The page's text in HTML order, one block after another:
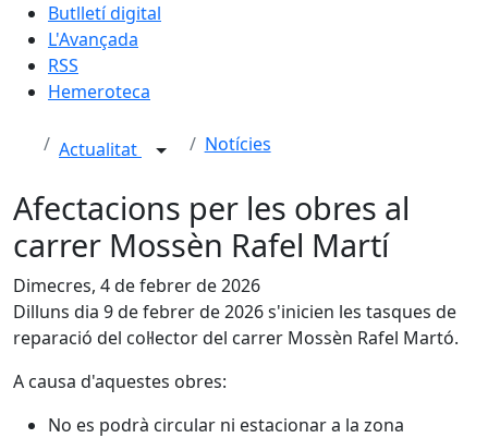
Butlletí digital
L'Avançada
RSS
Hemeroteca
Actualitat Notícies
Afectacions per les obres al
carrer Mossèn Rafel Martí
Dimecres, 4 de febrer de 2026
Dilluns dia 9 de febrer de 2026 s'inicien les tasques de
reparació del col·lector del carrer Mossèn Rafel Martó.
A causa d'aquestes obres:
No es podrà circular ni estacionar a la zona